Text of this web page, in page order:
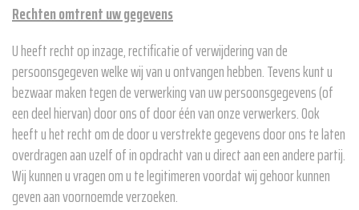
Rechten omtrent uw gegevens
U heeft recht op inzage, rectificatie of verwijdering van de
persoonsgegeven welke wij van u ontvangen hebben. Tevens kunt u
bezwaar maken tegen de verwerking van uw persoonsgegevens (of
een deel hiervan) door ons of door één van onze verwerkers. Ook
heeft u het recht om de door u verstrekte gegevens door ons te laten
overdragen aan uzelf of in opdracht van u direct aan een andere partij.
Wij kunnen u vragen om u te legitimeren voordat wij gehoor kunnen
geven aan voornoemde verzoeken.